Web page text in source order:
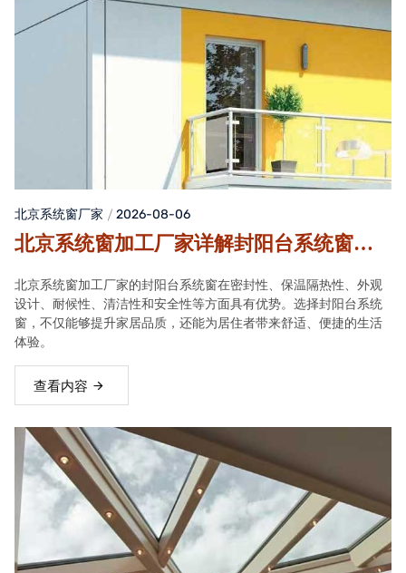
北京系统窗厂家 2026-08-06
北京系统窗加工厂家详解封阳台系统窗的
北京系统窗加工厂家的封阳台系统窗在密封性、保温隔热性、外观
设计、耐候性、清洁性和安全性等方面具有优势。选择封阳台系统
窗，不仅能够提升家居品质，还能为居住者带来舒适、便捷的生活
体验。
查看内容